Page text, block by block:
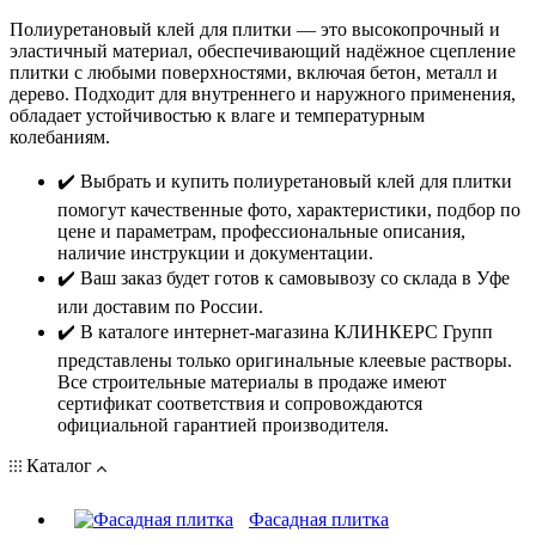
Полиуретановый клей для плитки — это высокопрочный и
эластичный материал, обеспечивающий надёжное сцепление
плитки с любыми поверхностями, включая бетон, металл и
дерево. Подходит для внутреннего и наружного применения,
обладает устойчивостью к влаге и температурным
колебаниям.
✔️ Выбрать и купить полиуретановый клей для плитки
помогут качественные фото, характеристики, подбор по
цене и параметрам, профессиональные описания,
наличие инструкции и документации.
✔️ Ваш заказ будет готов к самовывозу со склада в Уфе
или доставим по России.
✔️ В каталоге интернет-магазина КЛИНКЕРС Групп
представлены только оригинальные клеевые растворы.
Все строительные материалы в продаже имеют
сертификат соответствия и сопровождаются
официальной гарантией производителя.
Каталог
Фасадная плитка